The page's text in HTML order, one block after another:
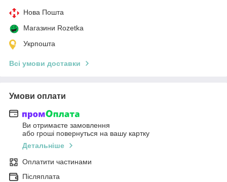
Нова Пошта
Магазини Rozetka
Укрпошта
Всі умови доставки
Умови оплати
Ви отримаєте замовлення
або гроші повернуться на вашу картку
Детальніше
Оплатити частинами
Післяплата